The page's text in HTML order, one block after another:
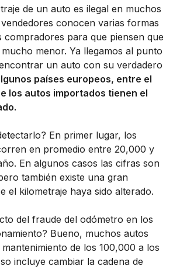
de un auto es ilegal en muchos
conocen varias formas
compradores para que piensen que
menor. Ya llegamos al punto
un auto con su verdadero
países europeos, entre el
los autos importados tienen el
En primer lugar, los
en promedio entre 20,000 y
En algunos casos las cifras son
también existe una gran
el kilometraje haya sido alterado.
del fraude del odómetro en los
Bueno, muchos autos
de los 100,000 a los
incluye cambiar la cadena de